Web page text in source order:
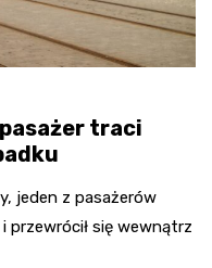
traci
jeden z pasażerów
przewrócił się wewnątrz